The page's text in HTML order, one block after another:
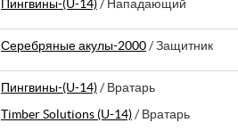
Пингвины-(U-14) / Нападающий
Серебряные акулы-2000 / Защитник
Пингвины-(U-14) / Вратарь
Timber Solutions (U-14) / Вратарь